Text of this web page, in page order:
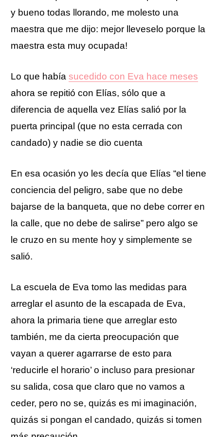
y bueno todas llorando, me molesto una
maestra que me dijo: mejor lleveselo porque la
maestra esta muy ocupada!
Lo que habíasucedido con Eva hace meses
ahora se repitió con Elías, sólo que a
diferencia de aquella vez Elías salió por la
puerta principal (que no esta cerrada con
candado) y nadie se dio cuenta
En esa ocasión yo les decía que Elías “el tiene
conciencia del peligro, sabe que no debe
bajarse de la banqueta, que no debe correr en
la calle, que no debe de salirse” pero algo se
le cruzo en su mente hoy y simplemente se
salió.
La escuela de Eva tomo las medidas para
arreglar el asunto de la escapada de Eva,
ahora la primaria tiene que arreglar esto
también, me da cierta preocupación que
vayan a querer agarrarse de esto para
‘reducirle el horario’ o incluso para presionar
su salida, cosa que claro que no vamos a
ceder, pero no se, quizás es mi imaginación,
quizás si pongan el candado, quizás si tomen